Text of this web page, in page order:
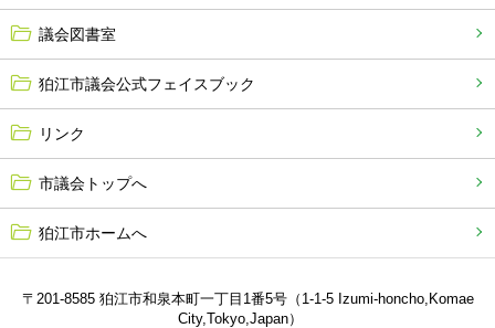
議会図書室
狛江市議会公式フェイスブック
リンク
市議会トップへ
狛江市ホームへ
〒201-8585 狛江市和泉本町一丁目1番5号（1-1-5 Izumi-honcho,Komae
City,Tokyo,Japan）